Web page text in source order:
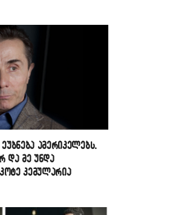
ამერიკელებს,
და მე უნდა
კემულარია